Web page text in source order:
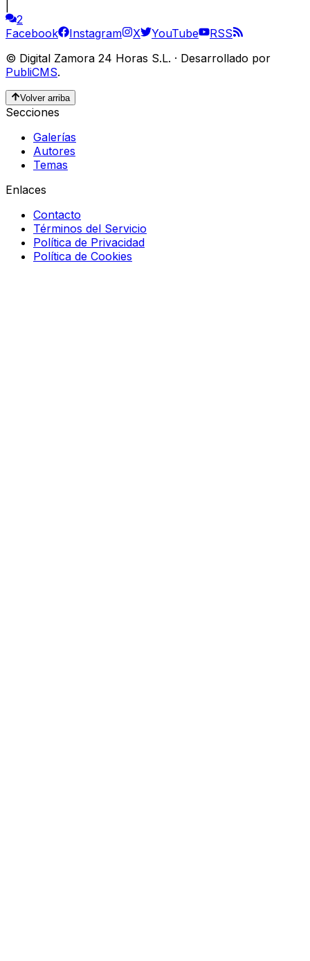
2
Facebook
Instagram X YouTube
RSS
© Digital Zamora 24 Horas S.L. · Desarrollado por
PubliCMS.
Volver arriba
Secciones
Galerías
Autores
Temas
Enlaces
Contacto
Términos del Servicio
Política de Privacidad
Política de Cookies